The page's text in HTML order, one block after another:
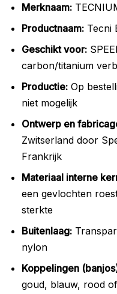
Merknaam:
Productnaam:Tecni
Geschikt voor:
carbon/titanium
Productie:Op
niet mogelijk
Ontwerp en
Zwitserland door
Frankrijk
Materiaal interne
een gevlochten
sterkte
Buitenlaag:
nylon
Koppelingen
goud, blauw, rood